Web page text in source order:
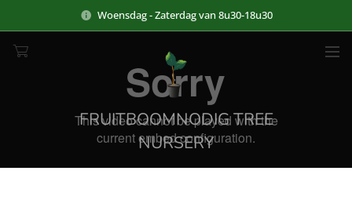
Woensdag - Zaterdag van 8u30-18u30
FRUITBOOMNODIG TREE
NURSERY